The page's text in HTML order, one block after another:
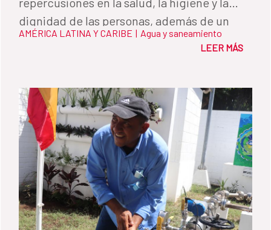
dignidad de las personas, además de un
negativo impacto en el medio ambiente.
AMÉRICA LATINA Y CARIBE | Agua y saneamiento
LEER MÁS